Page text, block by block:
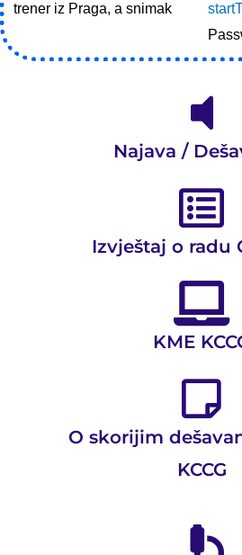
trener iz Praga, a snimak
Najava /
Izvještaj o radu
KME
O skorijim
KCCG